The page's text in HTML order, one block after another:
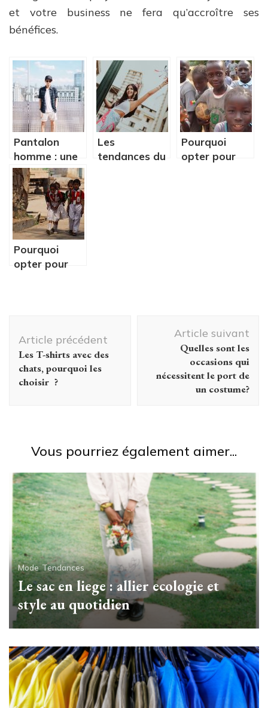
et votre business ne fera qu’accroître ses
bénéfices.
Pantalon
homme : une
mini-guide sur
les coupes
avancées
Les
tendances du
Pourquoi
opter pour
Pourquoi
opter pour
école ?
d'article
Article précédent
Les T-shirts avec des
chats, pourquoi les
choisir ?
Article suivant
Quelles sont les
occasions qui
nécessitent le port de
un costume?
Vous pourriez également aimer...
Mode Tendances
Le sac en liege : allier ecologie et
style au quotidien